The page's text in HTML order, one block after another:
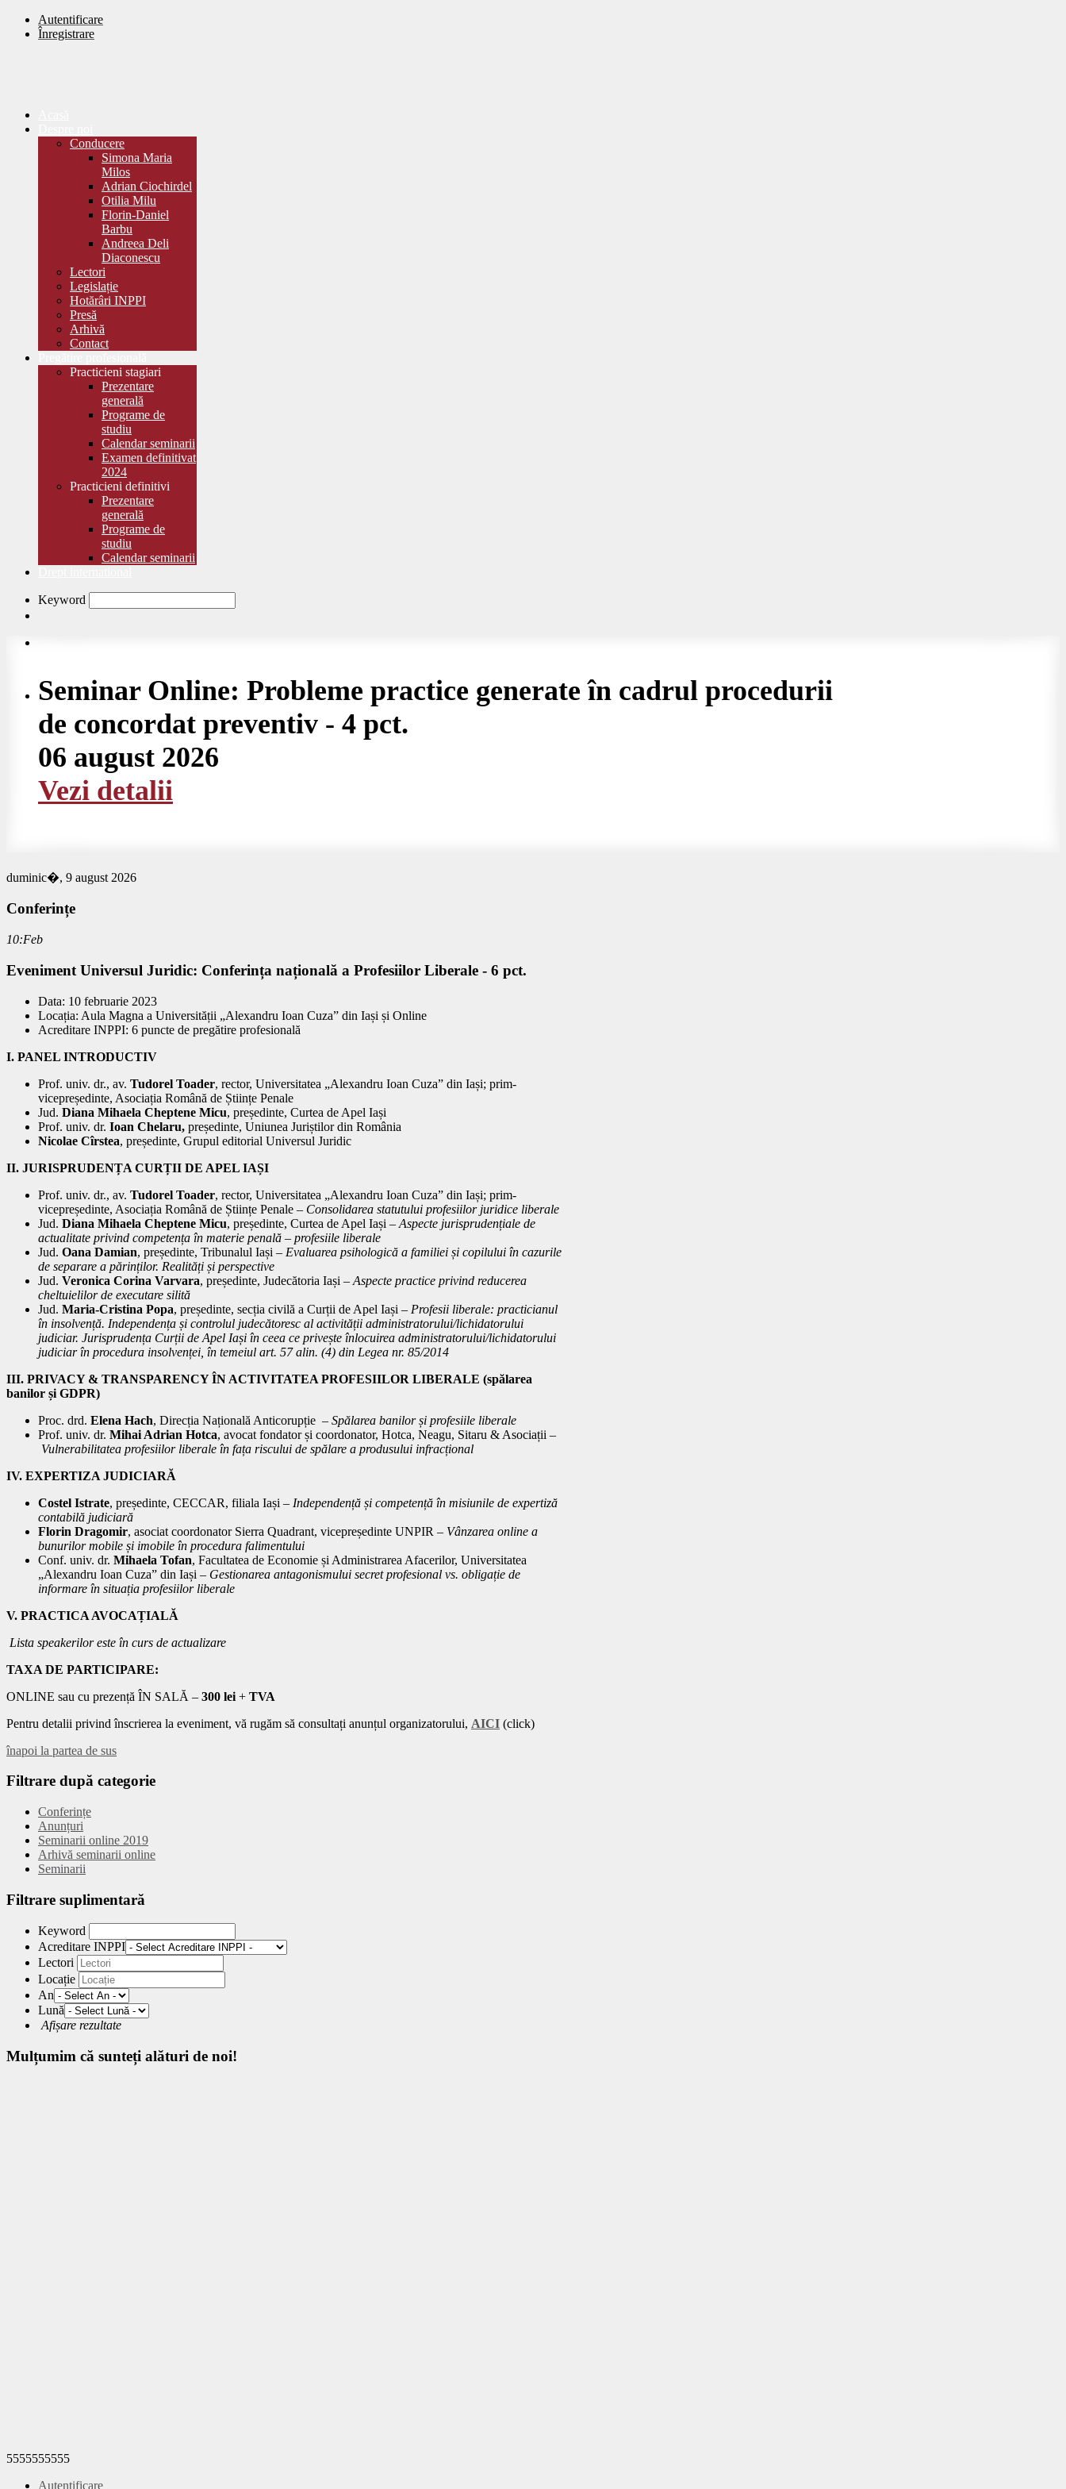
Autentificare
Înregistrare
Conducere
Simona Maria
Milos
Adrian Ciochirdel
Otilia Milu
Florin-Daniel
Barbu
Andreea Deli
Diaconescu
Lectori
Legislație
Hotărâri INPPI
Presă
Arhivă
Contact
Practicieni stagiari
Prezentare
generală
Programe de
studiu
Calendar seminarii
Examen definitivat
2024
Practicieni definitivi
Prezentare
generală
Programe de
studiu
Calendar seminarii
Keyword
Seminar Online: Probleme practice generate în cadrul procedurii
de concordat preventiv - 4 pct.
06 august 2026
Vezi detalii
duminic�, 9 august 2026
Conferințe
10:Feb
Eveniment Universul Juridic: Conferința națională a Profesiilor Liberale - 6 pct.
Data: 10 februarie 2023
Locația: Aula Magna a Universității „Alexandru Ioan Cuza” din Iași și Online
Acreditare INPPI: 6 puncte de pregătire profesională
I. PANEL INTRODUCTIV
Prof. univ. dr., av. Tudorel Toader, rector, Universitatea „Alexandru Ioan Cuza” din Iași; prim-
vicepreședinte, Asociația Română de Științe Penale
Jud. Diana Mihaela Cheptene Micu, președinte, Curtea de Apel Iași
Prof. univ. dr. Ioan Chelaru, președinte, Uniunea Juriștilor din România
Nicolae Cîrstea, președinte, Grupul editorial Universul Juridic
II. JURISPRUDENȚA CURȚII DE APEL IAȘI
Prof. univ. dr., av. Tudorel Toader, rector, Universitatea „Alexandru Ioan Cuza” din Iași; prim-
vicepreședinte, Asociația Română de Științe Penale – Consolidarea statutului profesiilor juridice liberale
Jud. Diana Mihaela Cheptene Micu, președinte, Curtea de Apel Iași – Aspecte jurisprudențiale de
actualitate privind competența în materie penală – profesiile liberale
Jud. Oana Damian, președinte, Tribunalul Iași – Evaluarea psihologică a familiei și copilului în cazurile
de separare a părinților. Realități și perspective
Jud. Veronica Corina Varvara, președinte, Judecătoria Iași – Aspecte practice privind reducerea
cheltuielilor de executare silită
Jud. Maria-Cristina Popa, președinte, secția civilă a Curții de Apel Iași – Profesii liberale: practicianul
în insolvență. Independența și controlul judecătoresc al activității administratorului/lichidatorului
judiciar. Jurisprudența Curții de Apel Iași în ceea ce privește înlocuirea administratorului/lichidatorului
judiciar în procedura insolvenței, în temeiul art. 57 alin. (4) din Legea nr. 85/2014
III. PRIVACY & TRANSPARENCY ÎN ACTIVITATEA PROFESIILOR LIBERALE (spălarea
banilor și GDPR)
Proc. drd. Elena Hach, Direcția Națională Anticorupție – Spălarea banilor și profesiile liberale
Prof. univ. dr. Mihai Adrian Hotca, avocat fondator și coordonator, Hotca, Neagu, Sitaru & Asociații –
Vulnerabilitatea profesiilor liberale în fața riscului de spălare a produsului infracțional
IV. EXPERTIZA JUDICIARĂ
Costel Istrate, președinte, CECCAR, filiala Iași – Independență și competență în misiunile de expertiză
contabilă judiciară
Florin Dragomir, asociat coordonator Sierra Quadrant, vicepreședinte UNPIR – Vânzarea online a
bunurilor mobile și imobile în procedura falimentului
Conf. univ. dr. Mihaela Tofan, Facultatea de Economie și Administrarea Afacerilor, Universitatea
„Alexandru Ioan Cuza” din Iași – Gestionarea antagonismului secret profesional vs. obligație de
informare în situația profesiilor liberale
V. PRACTICA AVOCAȚIALĂ
Lista speakerilor este în curs de actualizare
TAXA DE PARTICIPARE:
ONLINE sau cu prezență ÎN SALĂ – 300 lei + TVA
Pentru detalii privind înscrierea la eveniment, vă rugăm să consultați anunțul organizatorului, AICI (click)
înapoi la partea de sus
Filtrare după categorie
Conferințe
Anunțuri
Seminarii online 2019
Arhivă seminarii online
Seminarii
Filtrare suplimentară
Keyword
Acreditare INPPI
Lectori
Locație
An
Lună
Afișare rezultate
Mulțumim că sunteți alături de noi!
5555555555
Autentificare